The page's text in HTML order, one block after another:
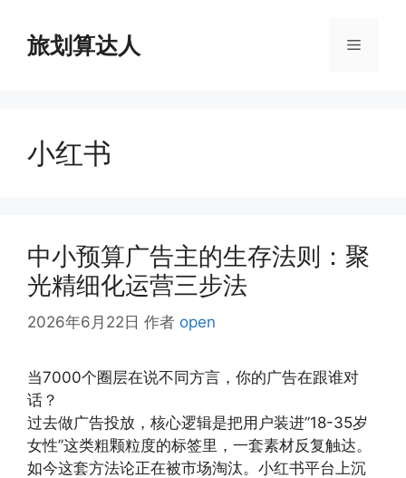
旅划算达人 菜
小红书
中小预算广告主的生存法则：聚
光精细化运营三步法
2026年6月22日 作者 open
当7000个圈层在说不同方言，你的广告在跟谁对
话？
过去做广告投放，核心逻辑是把用户装进”18-35岁
女性”这类粗颗粒度的标签里，一套素材反复触达。
如今这套方法论正在被市场淘汰。小红书平台上沉